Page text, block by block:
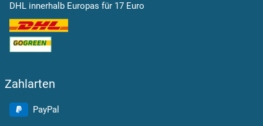
DHL innerhalb Europas für 17 Euro
Zahlarten
PayPal